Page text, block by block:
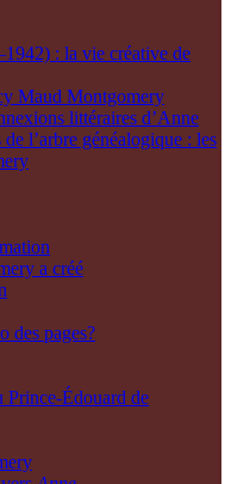
: la vie créative de
Maud Montgomery
littéraires d’Anne
l’arbre généalogique : les
a créé
des pages?
Prince-Édouard de